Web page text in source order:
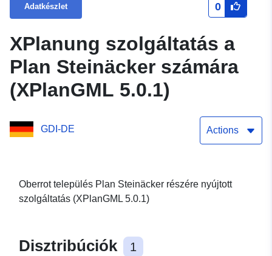
Adatkészlet 0
XPlanung szolgáltatás a
Plan Steinäcker számára
(XPlanGML 5.0.1)
GDI-DE Actions
Oberrot település Plan Steinäcker részére nyújtott
szolgáltatás (XPlanGML 5.0.1)
Disztribúciók 1